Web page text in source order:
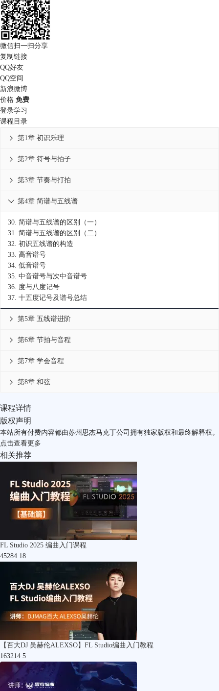
微信扫一扫分享
复制链接
QQ好友
QQ空间
新浪微博
价格 免费
登录学习
课程目录
第1章 初识乐理

第2章 符号与拍子

第3章 节奏与打拍

第4章 简谱与五线谱

30. 简谱与五线谱的区别（一）
31. 简谱与五线谱的区别（二）
32. 初识五线谱的构造
33. 高音谱号
34. 低音谱号
35. 中音谱号与次中音谱号
36. 度与八度记号
37. 十五度记号及谱号总结
第5章 五线谱进阶

第6章 节拍与音程

第7章 学会音程

第8章 和弦

课程详情
版权声明
本站所有付费内容都由苏州思杰马克丁公司拥有独家版权和最终解释权。
点击查看更多
相关推荐
FL Studio 2025 编曲入门课程
45284 18
【百大DJ 吴赫伦ALEXSO】FL Studio编曲入门教程
163214 5